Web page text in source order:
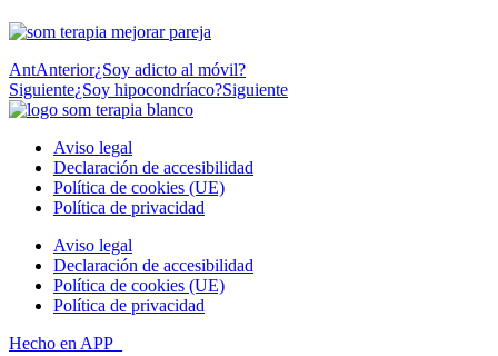
AntAnterior¿Soy adicto al móvil?
Siguiente¿Soy hipocondríaco?Siguiente
Aviso legal
Declaración de accesibilidad
Política de cookies (UE)
Política de privacidad
Aviso legal
Declaración de accesibilidad
Política de cookies (UE)
Política de privacidad
Hecho en APP_